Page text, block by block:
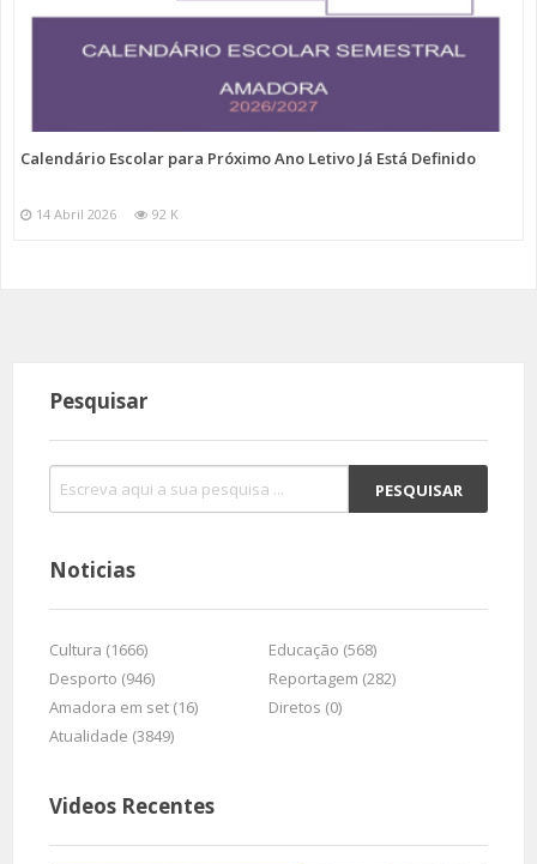
Calendário Escolar para Próximo Ano Letivo Já Está Definido
14 Abril 2026 92 K
Pesquisar
Noticias
Cultura (1666)
Educação (568)
Desporto (946)
Reportagem (282)
Amadora em set (16)
Diretos (0)
Atualidade (3849)
Videos Recentes